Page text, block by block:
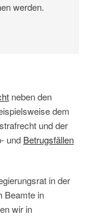
werden.
neben den
dem
und der
und Betrugsfällen
in der
Beamte in
wir in